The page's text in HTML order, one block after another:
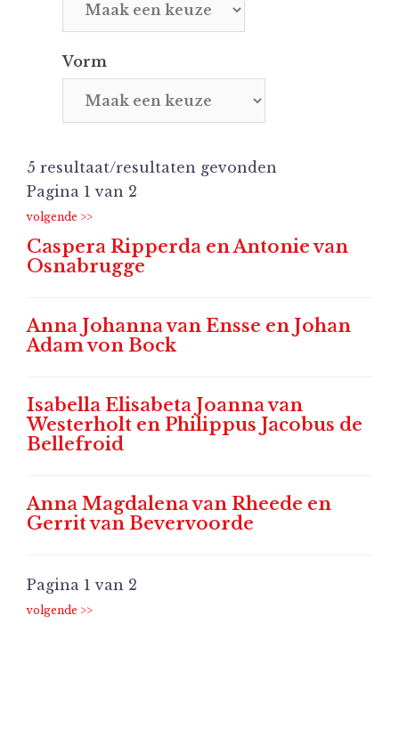
Vorm
5 resultaat/resultaten gevonden
Pagina 1 van 2
Caspera Ripperda en Antonie van
Osnabrugge
Anna Johanna van Ensse en Johan
Adam von Bock
Isabella Elisabeta Joanna van
Westerholt en Philippus Jacobus de
Bellefroid
Anna Magdalena van Rheede en
Gerrit van Bevervoorde
Pagina 1 van 2